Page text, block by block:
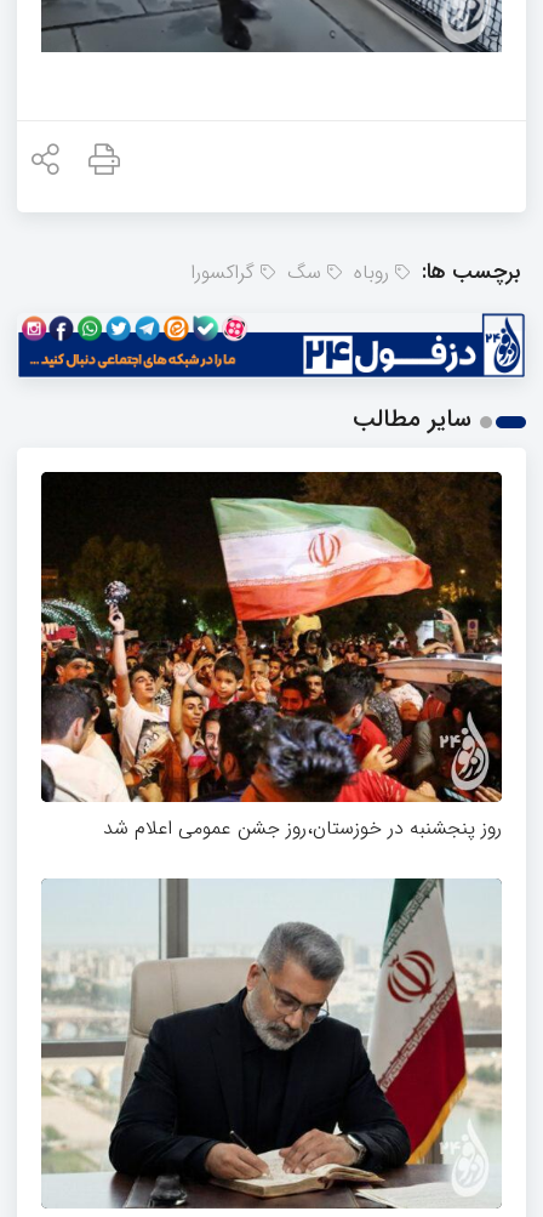
برچسب ها: روباه سگ گراکسورا
سایر مطالب
روز پنجشنبه در خوزستان،روز جشن عمومی اعلام شد